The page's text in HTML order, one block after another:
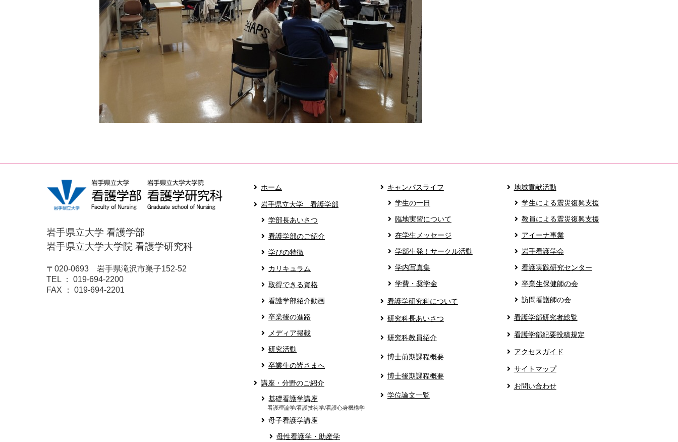
岩手県立大学 看護学部
岩手県立大学大学院 看護学研究科
〒020-0693 岩手県滝沢市巣子152-52
TEL ： 019-694-2200
FAX ： 019-694-2201
ホーム
岩手県立大学 看護学部
学部長あいさつ
看護学部のご紹介
学びの特徴
カリキュラム
取得できる資格
看護学部紹介動画
卒業後の進路
メディア掲載
研究活動
卒業生の皆さまへ
講座・分野のご紹介
基礎看護学講座
看護理論学/看護技術学/看護心身機構学
母子看護学講座
母性看護学・助産学
キャンパスライフ
学生の一日
臨地実習について
在学生メッセージ
学部生発！サークル活動
学内写真集
学費・奨学金
看護学研究科について
研究科長あいさつ
研究科教員紹介
博士前期課程概要
博士後期課程概要
学位論文一覧
地域貢献活動
学生による震災復興支援
教員による震災復興支援
アイーナ事業
岩手看護学会
看護実践研究センター
卒業生保健師の会
訪問看護師の会
看護学部研究者総覧
看護学部紀要投稿規定
アクセスガイド
サイトマップ
お問い合わせ